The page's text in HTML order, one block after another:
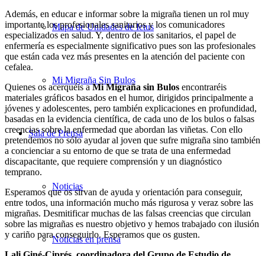
Mapa de Unidades de Ictus
Mi Migraña Sin Bulos
Sala de Prensa
Noticias
Noticias en prensa
Además, en educar e informar sobre la migraña tienen un rol muy
importante los profesionales sanitarios y los comunicadores
especializados en salud. Y, dentro de los sanitarios, el papel de
enfermería es especialmente significativo pues son las profesionales
que están cada vez más presentes en la atención del paciente con
cefalea.
Quienes os acerquéis aMi Migraña sin Bulos encontraréis
materiales gráficos basados en el humor, dirigidos principalmente a
jóvenes y adolescentes, pero también explicaciones en profundidad,
basadas en la evidencia científica, de cada uno de los bulos o falsas
creencias sobre la enfermedad que abordan las viñetas. Con ello
pretendemos no sólo ayudar al joven que sufre migraña sino también
a concienciar a su entorno de que se trata de una enfermedad
discapacitante, que requiere comprensión y un diagnóstico
temprano.
Esperamos que os sirvan de ayuda y orientación para conseguir,
entre todos, una información mucho más rigurosa y veraz sobre las
migrañas. Desmitificar muchas de las falsas creencias que circulan
sobre las migrañas es nuestro objetivo y hemos trabajado con ilusión
y cariño para conseguirlo. Esperamos que os gusten.